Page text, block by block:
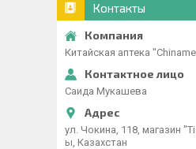
Контакты
Китайская аптека
Саида Мукашева
ул. Чокина, 118, магазин
ы, Казахстан